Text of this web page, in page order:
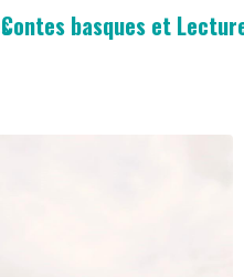
Contes basques et